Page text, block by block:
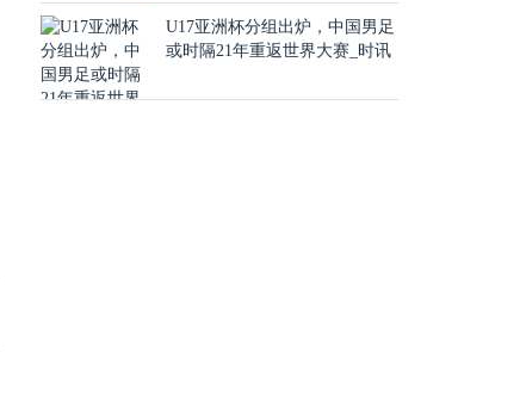
U17亚洲杯分组出炉，中国男足
或时隔21年重返世界大赛_时讯